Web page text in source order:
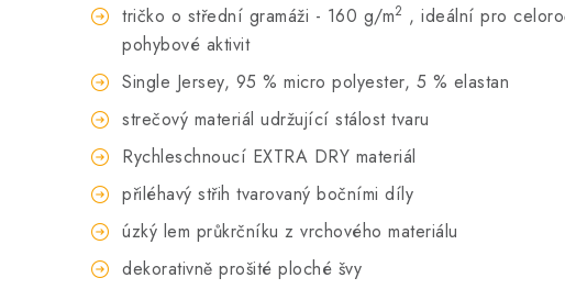
tričko o střední gramáži - 160 g/m2 , ideální pro
pohybové aktivit
Single Jersey, 95 % micro polyester, 5 % elastan
strečový materiál udržující stálost tvaru
Rychleschnoucí EXTRA DRY materiál
přiléhavý střih tvarovaný bočními díly
úzký lem průkrčníku z vrchového materiálu
dekorativně prošité ploché švy